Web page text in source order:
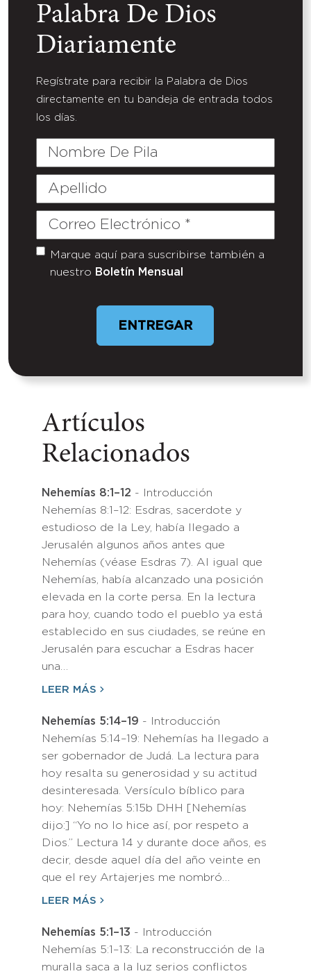
Palabra De Dios
Diariamente
Regístrate para recibir la Palabra de Dios
directamente en tu bandeja de entrada todos
los días.
Nombre
Pila
Apellido
Correo
Untitled
Marque aquí para suscribirse también a
nuestro Boletín Mensual
Artículos
Relacionados
Nehemías 8:1–12 - Introducción
Nehemías 8:1–12: Esdras, sacerdote y
estudioso de la Ley, había llegado a
Jerusalén algunos años antes que
Nehemías (véase Esdras 7). Al igual que
Nehemías, había alcanzado una posición
elevada en la corte persa. En la lectura
para hoy, cuando todo el pueblo ya está
establecido en sus ciudades, se reúne en
Jerusalén para escuchar a Esdras hacer
una…
LEER MÁS
Nehemías 5:14–19 - Introducción
Nehemías 5:14–19: Nehemías ha llegado a
ser gobernador de Judá. La lectura para
hoy resalta su generosidad y su actitud
desinteresada. Versículo bíblico para
hoy: Nehemías 5:15b DHH [Nehemías
dijo:] “Yo no lo hice así, por respeto a
Dios.” Lectura 14 y durante doce años, es
decir, desde aquel día del año veinte en
que el rey Artajerjes me nombró…
LEER MÁS
Nehemías 5:1–13 - Introducción
Nehemías 5:1–13: La reconstrucción de la
muralla saca a la luz serios conflictos